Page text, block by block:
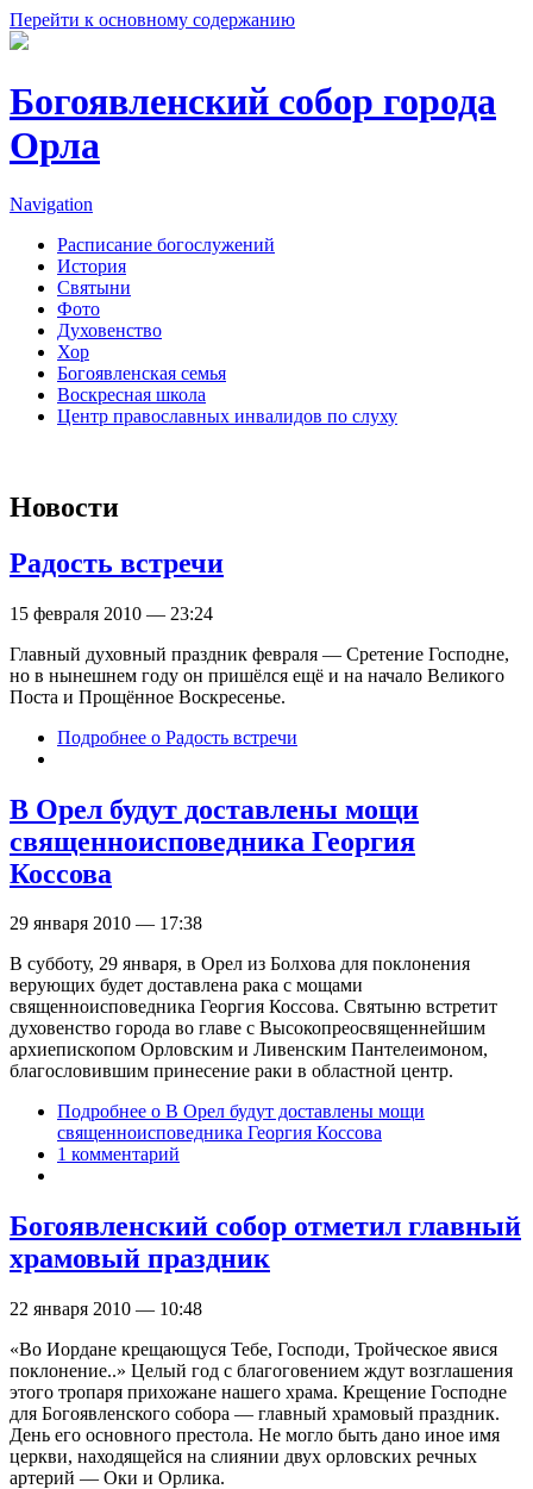
Перейти к основному содержанию
Богоявленский собор города
Орла
Navigation
Расписание богослужений
История
Святыни
Фото
Духовенство
Хор
Богоявленская семья
Воскресная школа
Центр православных инвалидов по слуху
Новости
Радость встречи
15 февраля 2010 — 23:24
Главный духовный праздник февраля — Сретение Господне,
но в нынешнем году он пришёлся ещё и на начало Великого
Поста и Прощённое Воскресенье.
Подробнее о Радость встречи
В Орел будут доставлены мощи
священноисповедника Георгия
Коссова
29 января 2010 — 17:38
В субботу, 29 января, в Орел из Болхова для поклонения
верующих будет доставлена рака с мощами
священноисповедника Георгия Коссова. Святыню встретит
духовенство города во главе с Высокопреосвященнейшим
архиепископом Орловским и Ливенским Пантелеимоном,
благословившим принесение раки в областной центр.
Подробнее о В Орел будут доставлены мощи
священноисповедника Георгия Коссова
1 комментарий
Богоявленский собор отметил главный
храмовый праздник
22 января 2010 — 10:48
«Во Иордане крещающуся Тебе, Господи, Тройческое явися
поклонение..» Целый год с благоговением ждут возглашения
этого тропаря прихожане нашего храма. Крещение Господне
для Богоявленского собора — главный храмовый праздник.
День его основного престола. Не могло быть дано иное имя
церкви, находящейся на слиянии двух орловских речных
артерий — Оки и Орлика.